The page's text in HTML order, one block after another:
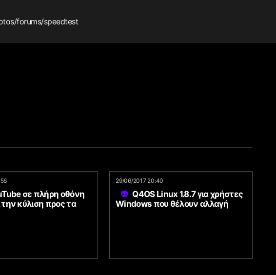
/forums/speedtest
σε πλήρη οθόνη
την κύλιση προς τα
29/06/2017 20:40
Q4OS Linux 1.8.7 για χρήστες
Windows που θέλουν αλλαγή